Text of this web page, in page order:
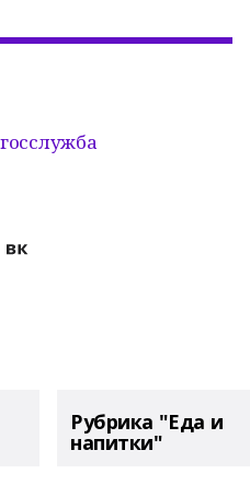
госслужба
Рубрика "Еда и
напитки"